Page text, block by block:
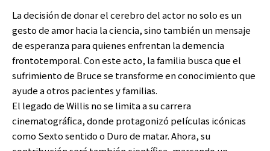
La decisión de donar el cerebro del actor no solo es un
gesto de amor hacia la ciencia, sino también un mensaje
de esperanza para quienes enfrentan la demencia
frontotemporal. Con este acto, la familia busca que el
sufrimiento de Bruce se transforme en conocimiento que
ayude a otros pacientes y familias.
El legado de Willis no se limita a su carrera
cinematográfica, donde protagonizó películas icónicas
como Sexto sentido o Duro de matar. Ahora, su